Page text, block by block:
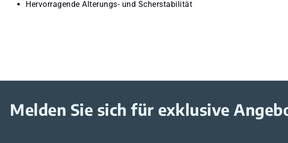
Hervorragende Alterungs- und Scherstabilität
Melden Sie sich für exklusive